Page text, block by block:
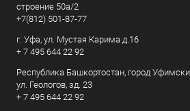
строение 50а/2
+7(812) 501-87-77
г. Уфа, ул. Мустая Карима д.16
+ 7 495 644 22 92
Республика Башкортостан, город
ул. Геологов, зд. 23
+ 7 495 644 22 92